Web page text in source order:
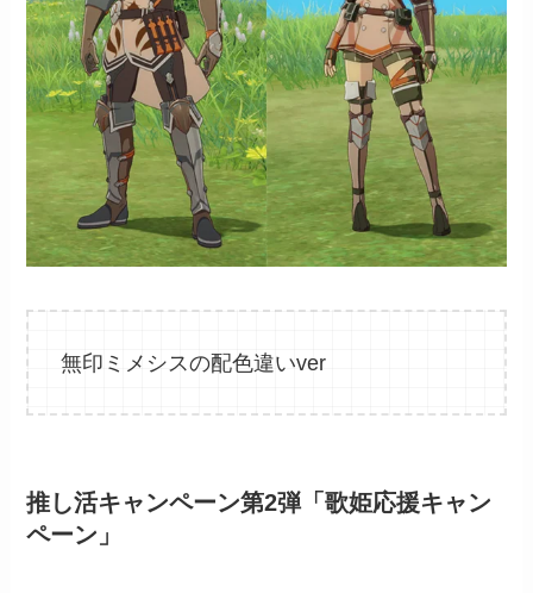
無印ミメシスの配色違いver
推し活キャンペーン第2弾「歌姫応援キャン
ペーン」